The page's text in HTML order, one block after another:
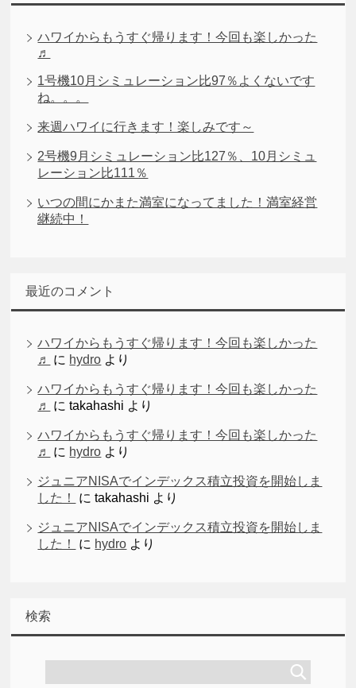
ハワイからもうすぐ帰ります！今回も楽しかった
♬
1号機10月シミュレーション比97％よくないです
ね。。。
来週ハワイに行きます！楽しみです～
2号機9月シミュレーション比127％、10月シミュ
レーション比111％
いつの間にかまた満室になってました！満室経営
継続中！
最近のコメント
ハワイからもうすぐ帰ります！今回も楽しかった
♬
に hydro より
ハワイからもうすぐ帰ります！今回も楽しかった
♬
にtakahashi より
ハワイからもうすぐ帰ります！今回も楽しかった
♬
に hydro より
ジュニアNISAでインデックス積立投資を開始しま
した！
にtakahashi より
ジュニアNISAでインデックス積立投資を開始しま
した！
に hydro より
検索